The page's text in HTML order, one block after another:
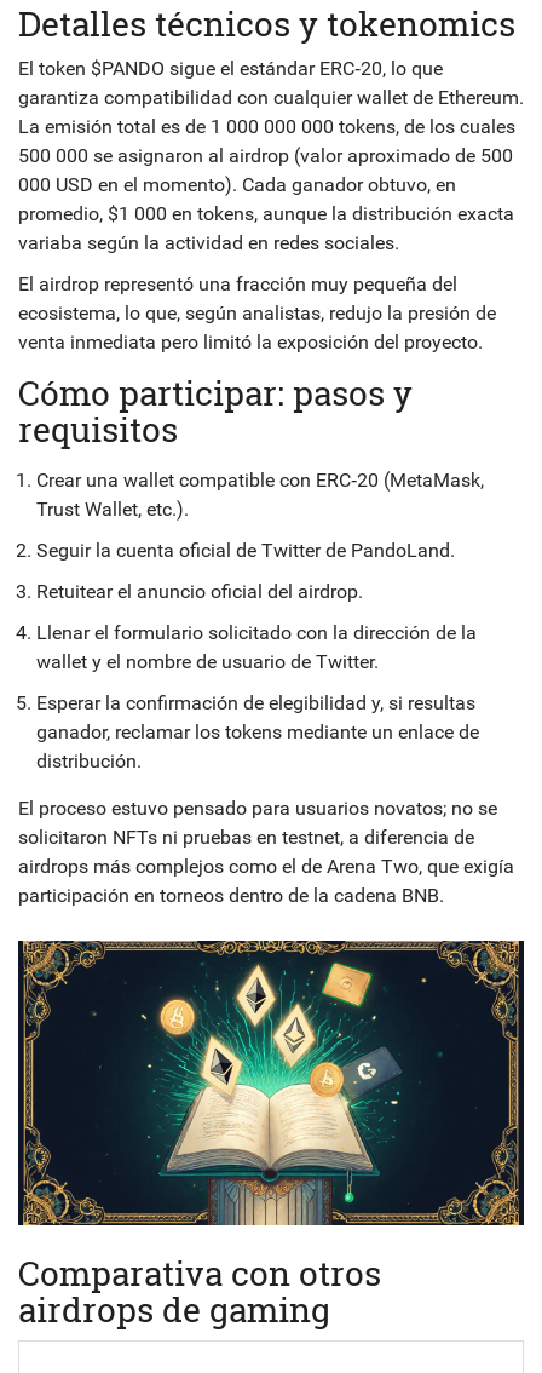
Detalles técnicos y tokenomics
El token $PANDO sigue el estándar ERC‑20, lo que
garantiza compatibilidad con cualquier wallet de Ethereum.
La emisión total es de 1 000 000 000 tokens, de los cuales
500 000 se asignaron al airdrop (valor aproximado de 500
000 USD en el momento). Cada ganador obtuvo, en
promedio, $1 000 en tokens, aunque la distribución exacta
variaba según la actividad en redes sociales.
El airdrop representó una fracción muy pequeña del
ecosistema, lo que, según analistas, redujo la presión de
venta inmediata pero limitó la exposición del proyecto.
Cómo participar: pasos y
requisitos
Crear una wallet compatible con ERC‑20 (MetaMask,
Trust Wallet, etc.).
Seguir la cuenta oficial de Twitterde PandoLand.
Retuitear el anuncio oficial del airdrop.
Llenar el formulario solicitado con la dirección de la
wallet y el nombre de usuario de Twitter.
Esperar la confirmación de elegibilidad y, si resultas
ganador, reclamar los tokens mediante un enlace de
distribución.
El proceso estuvo pensado para usuarios novatos; no se
solicitaron NFTs ni pruebas en testnet, a diferencia de
airdrops más complejos como el de Arena Two, que exigía
participación en torneos dentro de la cadena BNB.
Comparativa con otros
airdrops de gaming